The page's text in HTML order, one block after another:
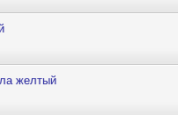
желтый